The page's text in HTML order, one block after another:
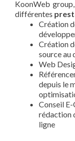
KoonWeb
différentes
Création
Création
source au
Web
depuis le
Conseil
rédaction
ligne